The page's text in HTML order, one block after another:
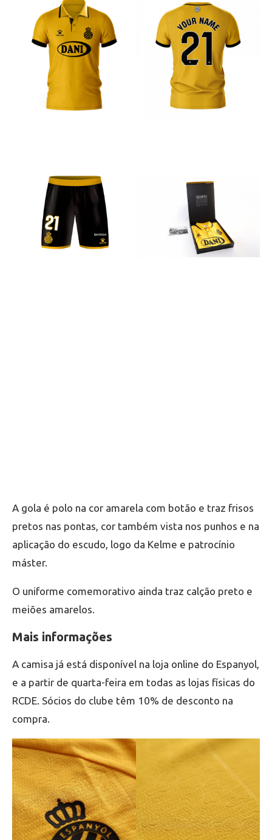
A gola é polo na cor amarela com botão e traz frisos
pretos nas pontas, cor também vista nos punhos e na
aplicação do escudo, logo da Kelme e patrocínio
máster.
O uniforme comemorativo ainda traz calção preto e
meiões amarelos.
Mais informações
A camisa já está disponível na loja online do Espanyol,
e a partir de quarta-feira em todas as lojas físicas do
RCDE. Sócios do clube têm 10% de desconto na
compra.